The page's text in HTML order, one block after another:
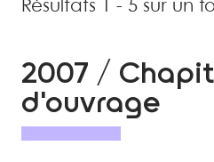
Résultats 1 - 5 sur un
2007 /
d'ouvrage